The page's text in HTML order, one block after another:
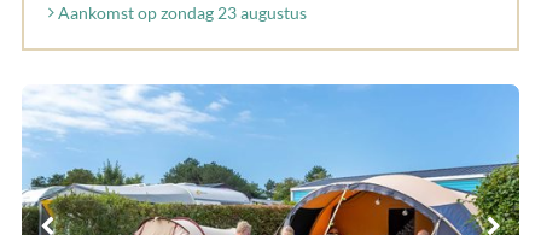
Aankomst op zondag 23 augustus